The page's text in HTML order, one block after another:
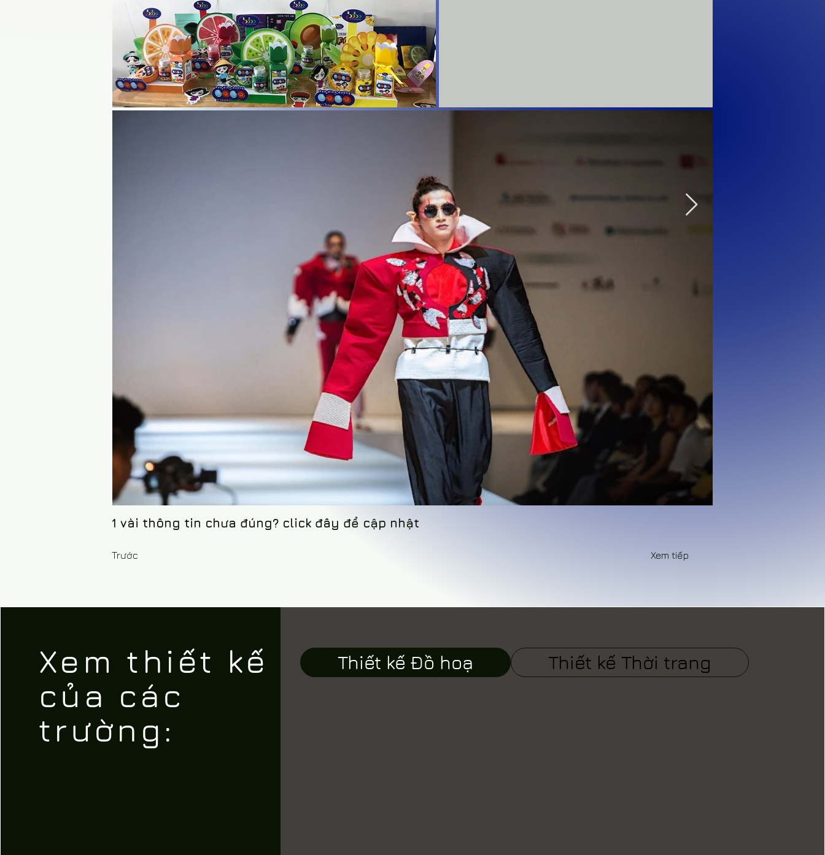
1 vài thông tin chưa đúng? click đây để cập nhật
Trước Xem tiếp
Xem thiết kế
của các
trường:
Thiết kế Đồ hoạ Thiết kế Thời trang